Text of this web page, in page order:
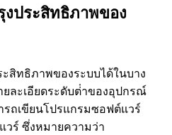
งประสิทธิภาพของ
สิทธิภาพของระบบได้ในบาง
ละเอียดระดับต่ําของอุปกรณ์
รถเขียนโปรแกรมซอฟต์แวร์
ร์ ซึ่งหมายความว่า